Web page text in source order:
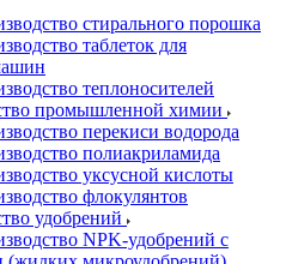
стирального порошка
таблеток для
теплоносителей
промышленной химии
перекиси водорода
полиакриламида
уксусной кислоты
флокулянтов
удобрений
NPK-удобрений с